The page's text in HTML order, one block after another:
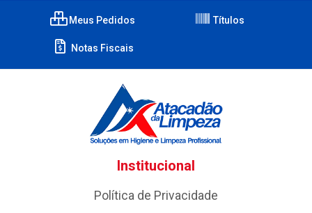
Meus Pedidos Títulos
Notas Fiscais
Institucional
Política de Privacidade